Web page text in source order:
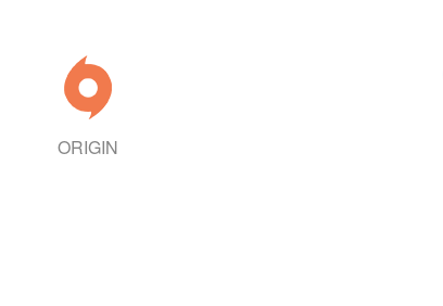
ORIGIN